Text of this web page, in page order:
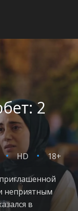
2
HD 18+
неприятным
в